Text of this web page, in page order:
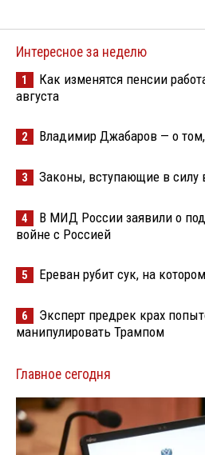
Интересное за неделю
1
Как изменятся пенсии
августа
2 Владимир Джабаров — о
3 Законы, вступающие в силу
4
В МИД России заявили о
войне с Россией
5 Ереван рубит сук, на
6
Эксперт предрек крах
манипулировать Трампом
Главное сегодня